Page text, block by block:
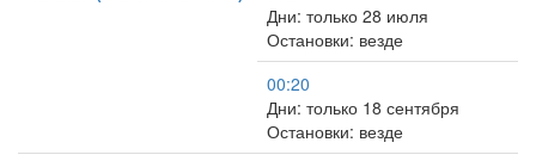
Дни: только 28 июля
Остановки: везде
00:20
Дни: только 18 сентября
Остановки: везде